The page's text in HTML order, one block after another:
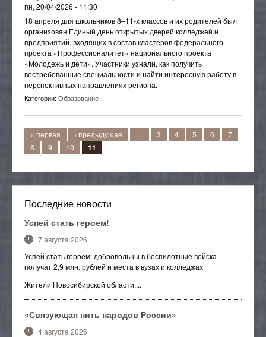
пн, 20/04/2026 - 11:30
18 апреля для школьников 8–11-х классов и их родителей был
организован Единый день открытых дверей колледжей и
предприятий, входящих в состав кластеров федерального
проекта «Профессионалитет» национального проекта
«Молодежь и дети». Участники узнали, как получить
востребованные специальности и найти интересную работу в
перспективных направлениях региона.
Категории: Образование
Страницы
« первая ‹ предыдущая 3 4 5 6
7
8
9 10 11
Последние новости
Успей стать героем!
7 августа 2026
Успей стать героем: добровольцы в беспилотные войска
получат 2,9 млн. рублей и места в вузах и колледжах
Жители Новосибирской области,...
«Связующая нить народов России»
4 августа 2026